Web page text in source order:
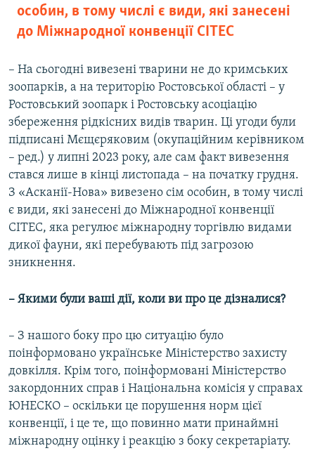
особин, в тому числі є види, які занесені
до Міжнародної конвенції СІТЕС
– На сьогодні вивезені тварини не до кримських
зоопарків, а на територію Ростовської області – у
Ростовський зоопарк і Ростовську асоціацію
збереження рідкісних видів тварин. Ці угоди були
підписані Мєщєряковим (окупаційним керівником
– ред.) у липні 2023 року, але сам факт вивезення
стався лише в кінці листопада – на початку грудня.
З «Асканії-Нова» вивезено сім особин, в тому числі
є види, які занесені до Міжнародної конвенції
СІТЕС, яка регулює міжнародну торгівлю видами
дикої фауни, які перебувають під загрозою
зникнення.
– Якими були ваші дії, коли ви про це дізналися?
– З нашого боку про цю ситуацію було
поінформовано українське Міністерство захисту
довкілля. Крім того, поінформовані Міністерство
закордонних справ і Національна комісія у справах
ЮНЕСКО – оскільки це порушення норм цієї
конвенції, і це те, що повинно мати принаймні
міжнародну оцінку і реакцію з боку секретаріату.